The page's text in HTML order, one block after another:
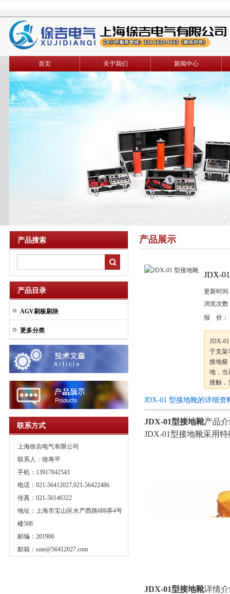
首页 关于我们 新闻中心
产品搜索
产品目录
AGV刷板刷块
更多分类
联系方式
上海徐吉电气有限公司
联系人：徐寿平
手机：13917842543
电话：021-56412027,021-56422486
传真：021-56146322
地址：上海市宝山区水产西路680弄4号
楼508
邮编：201906
邮箱： sute@56412027.com
产品展示
JDX-
更新时间
浏览次数
报 价：
JDX-
于支架
接地极
地，当
接触，
JDX-01 型接地靴的详细资
JDX-01型接地靴产品
JDX-01型接地靴采用
JDX-01型接地靴详情